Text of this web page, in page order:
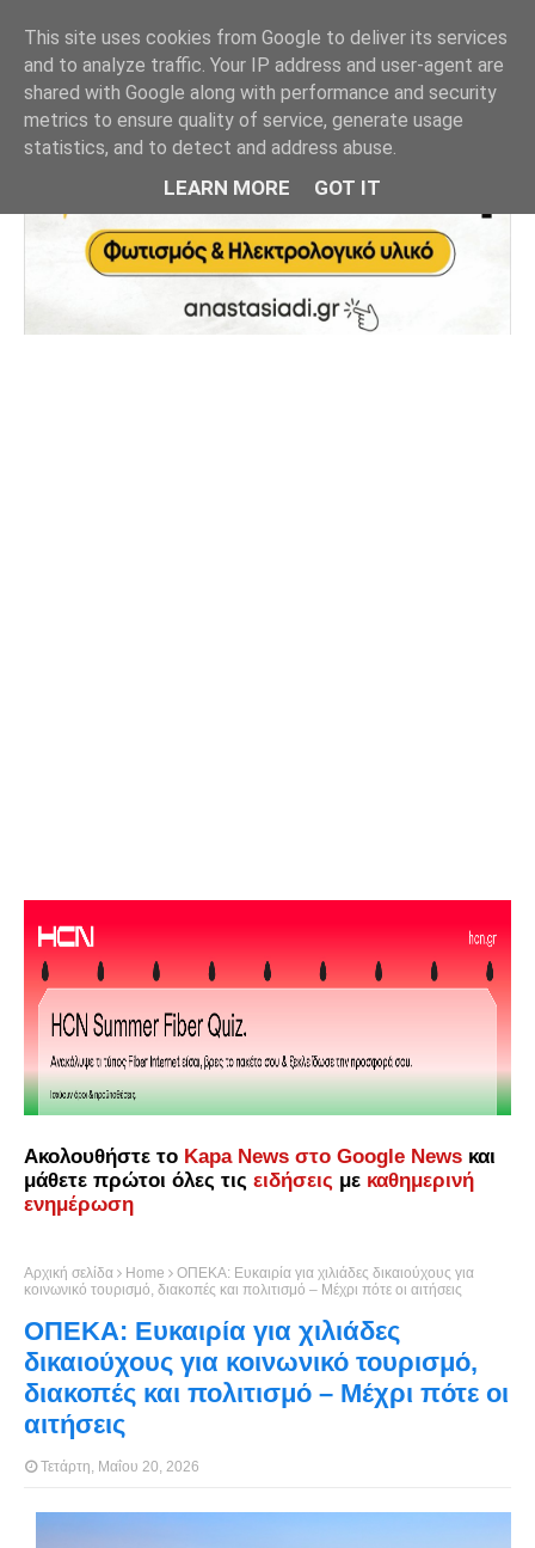
Ακολουθήστε το Kapa News στο Google News και
μάθετε πρώτοι όλες τις ειδήσεις με καθημερινή
ενημέρωση
Αρχική σελίδα Home
ΟΠΕΚΑ: Ευκαιρία για χιλιάδες δικαιούχους για
κοινωνικό τουρισμό, διακοπές και πολιτισμό – Μέχρι πότε οι αιτήσεις
ΟΠΕΚΑ: Ευκαιρία για χιλιάδες
δικαιούχους για κοινωνικό τουρισμό,
διακοπές και πολιτισμό – Μέχρι πότε οι
αιτήσεις
Τετάρτη, Μαΐου 20, 2026
This site uses cookies from Google to deliver its services
and to analyze traffic. Your IP address and user-agent are
shared with Google along with performance and security
metrics to ensure quality of service, generate usage
statistics, and to detect and address abuse.
LEARN MORE GOT IT